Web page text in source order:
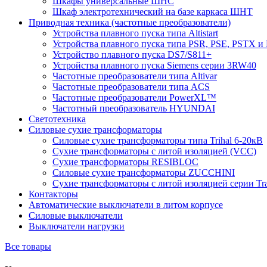
Шкаф электротехнический на базе каркаса ШНТ
Приводная техника (частотные преобразователи)
Устройства плавного пуска типа Altistart
Устройства плавного пуска типа PSR, PSE, PSTX и
Устройство плавного пуска DS7/S811+
Устройства плавного пуска Siemens серии 3RW40
Частотные преобразователи типа Altivar
Частотные преобразователи типа ACS
Частотные преобразователи PowerXL™
Частотный преобразователь HYUNDAI
Светотехника
Силовые сухие трансформаторы
Силовые сухие трансформаторы типа Trihal 6-20кВ
Сухие трансформаторы с литой изоляцией (VCC)
Сухие трансформаторы RESIBLOC
Силовые сухие трансформаторы ZUCCHINI
Сухие трансформаторы с литой изоляцией серии
Контакторы
Автоматические выключатели в литом корпусе
Силовые выключатели
Выключатели нагрузки
Все товары